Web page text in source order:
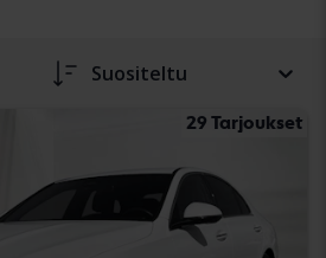
Suositeltu
29 Tarjoukset